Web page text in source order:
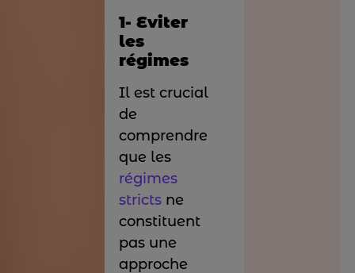
1- Eviter
les
régimes
Il est crucial
de
comprendre
que les
régimes
stricts ne
constituent
pas une
approche